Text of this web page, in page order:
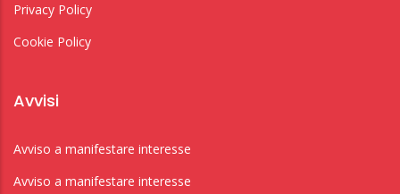
Privacy Policy
Cookie Policy
Avvisi
Avviso a manifestare interesse
Avviso a manifestare interesse